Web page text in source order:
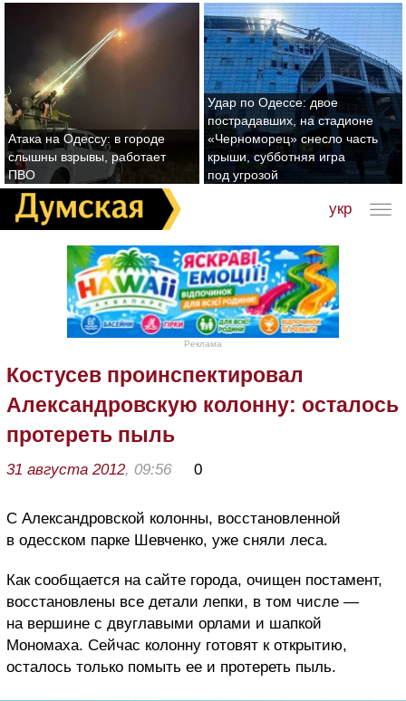
Атака на Одессу: в городе
слышны взрывы, работает
ПВО
Удар по Одессе: двое
пострадавших, на стадионе
«Черноморец» снесло часть
крыши, субботняя игра
под угрозой
укр
Реклама
Костусев проинспектировал
Александровскую колонну: осталось
протереть пыль
31 августа 2012, 09:56 0
С Александровской колонны, восстановленной
в одесском парке Шевченко, уже сняли леса.
Как сообщается на сайте города, очищен постамент,
восстановлены все детали лепки, в том числе —
на вершине с двуглавыми орлами и шапкой
Мономаха. Сейчас колонну готовят к открытию,
осталось только помыть ее и протереть пыль.